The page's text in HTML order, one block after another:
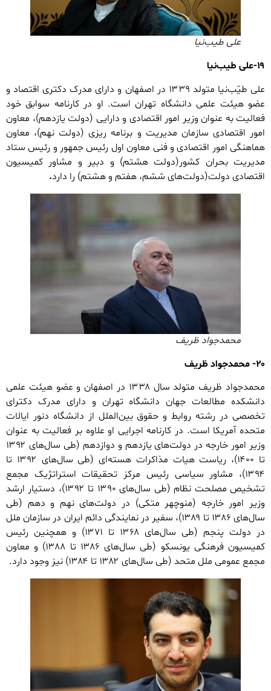
علی طیب‌نیا
۱۹-علی طیب‌نیا
علی طیّب‌نیا متولد ۱۳۳۹ در اصفهان و دارای مدرک دکتری اقتصاد و
عضو هیئت علمی دانشگاه تهران است. او در کارنامه سوابق خود
فعالیت به عنوان وزیر امور اقتصادی و دارایی (دولت یازدهم)، معاون
امور اقتصادی سازمان مدیریت و برنامه ریزی (دولت نهم)، معاون
هماهنگی امور اقتصادی و فنی معاون اول رئیس جمهور و رئیس ستاد
مدیریت بحران کشور(دولت هشتم) و دبیر و مشاور کمیسیون
اقتصادی دولت(دولت‌های ششم، هفتم و هشتم) را دارد.
محمدجواد ظریف
۲۰- محمدجواد ظریف
محمدجواد ظریف متولد سال ۱۳۳۸ در اصفهان و عضو هیئت علمی
دانشکده مطالعات جهان دانشگاه تهران و دارای مدرک دکترای
تخصصی در رشته روابط و حقوق بین‌الملل از دانشگاه دنور ایالات
متحده آمریکا است. در کارنامه اجرایی او علاوه بر فعالیت به عنوان
وزیر امور خارجه در دولت‌های یازدهم و دوازدهم (طی سال‌های ۱۳۹۲
تا ۱۴۰۰)، ریاست هیات مذاکرات هسته‌ای (طی سال‌های ۱۳۹۲ تا
۱۳۹۴)، مشاور سیاسی رئیس مرکز تحقیقات استراتژیک مجمع
تشخیص مصلحت نظام (طی سال‌های ۱۳۹۰ تا ۱۳۹۲)، دستیار ارشد
وزیر امور خارجه (منوچهر متکی) در دولت‌های نهم و دهم (طی
سال‌های ۱۳۸۶ تا ۱۳۸۹)، سفیر در نمایندگی دائم ایران در سازمان ملل
در دولت‌ پنجم (طی سال‌های ۱۳۶۸ تا ۱۳۷۱) و همچنین رئیس
کمیسیون فرهنگی یونسکو (طی سال‌های ۱۳۸۶ تا ۱۳۸۸) و معاون
مجمع عمومی ملل متحد (طی سال‌های ۱۳۸۲ تا ۱۳۸۴) نیز وجود دارد.